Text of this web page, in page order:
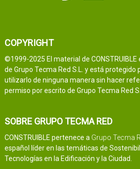
COPYRIGHT
©1999-2025 El material de
de Grupo Tecma Red S.L. y está protegido
utilizarlo de ninguna manera sin hacer
permiso por escrito de Grupo Tecma Red
SOBRE GRUPO TECMA RED
CONSTRUIBLE pertenece a Grupo Tecma
español líder en las temáticas de
Tecnologías en la Edificación y la Ciudad.